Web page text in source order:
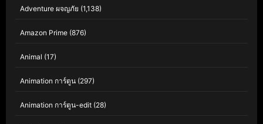
Adventure ผจญภัย (1,138)
Amazon Prime (876)
Animal (17)
Animation การ์ตูน (297)
Animation การ์ตูน-edit (28)